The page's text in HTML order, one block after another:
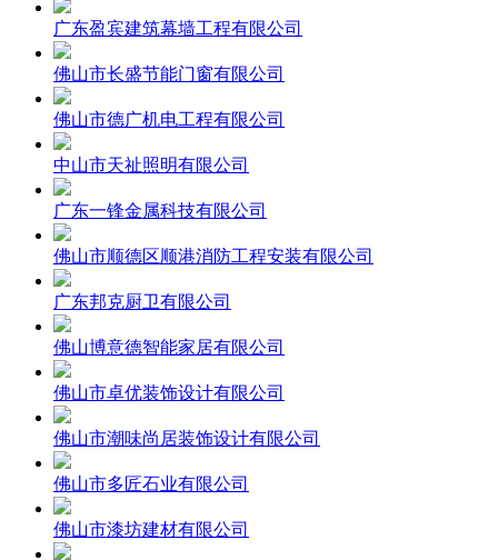
广东盈宾建筑幕墙工程有限公司
佛山市长盛节能门窗有限公司
佛山市德广机电工程有限公司
中山市天祉照明有限公司
广东一锋金属科技有限公司
佛山市顺德区顺港消防工程安装有限公司
广东邦克厨卫有限公司
佛山博意德智能家居有限公司
佛山市卓优装饰设计有限公司
佛山市潮味尚居装饰设计有限公司
佛山市多匠石业有限公司
佛山市漆坊建材有限公司